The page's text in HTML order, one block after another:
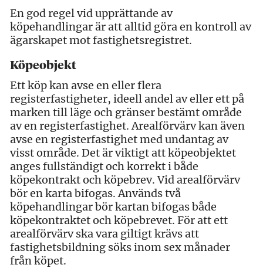
En god regel vid upprättande av
köpehandlingar är att alltid göra en kontroll av
ägarskapet mot fastighetsregistret.
Köpeobjekt
Ett köp kan avse en eller flera
registerfastigheter, ideell andel av eller ett på
marken till läge och gränser bestämt område
av en registerfastighet. Arealförvärv kan även
avse en registerfastighet med undantag av
visst område. Det är viktigt att köpeobjektet
anges fullständigt och korrekt i både
köpekontrakt och köpebrev. Vid arealförvärv
bör en karta bifogas. Används två
köpehandlingar bör kartan bifogas både
köpekontraktet och köpebrevet. För att ett
arealförvärv ska vara giltigt krävs att
fastighetsbildning söks inom sex månader
från köpet.